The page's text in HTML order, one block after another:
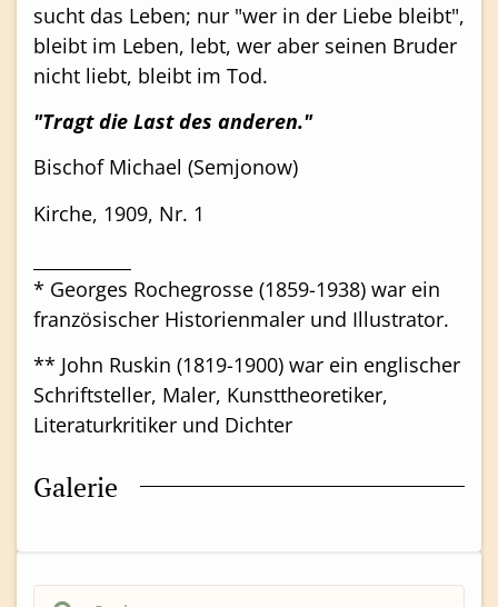
sucht das Leben; nur "wer in der Liebe bleibt",
bleibt im Leben, lebt, wer aber seinen Bruder
nicht liebt, bleibt im Tod.
"Tragt die Last des anderen."
Bischof Michael (Semjonow)
Kirche, 1909, Nr. 1
* Georges Rochegrosse (1859-1938) war ein
französischer Historienmaler und Illustrator.
** John Ruskin (1819-1900) war ein englischer
Schriftsteller, Maler, Kunsttheoretiker,
Literaturkritiker und Dichter
Galerie